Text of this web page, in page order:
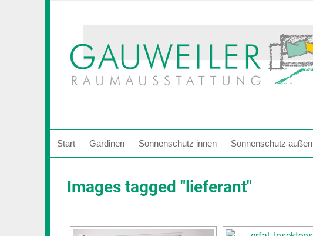
Start Gardinen Sonnenschutz innen Sonnenschutz außen
Images tagged "lieferant"